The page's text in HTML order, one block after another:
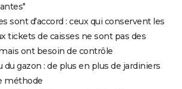
sont d'accord : ceux qui conservent les
tickets de caisses ne sont pas des
ont besoin de contrôle
du gazon : de plus en plus de jardiniers
méthode